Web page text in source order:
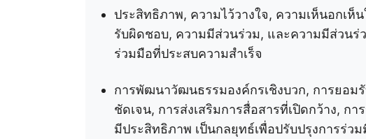
ประสิทธิภาพ, ความไว้วางใจ, ความเห็นอกเ
รับผิดชอบ, ความมีส่วนร่วม, และความมีส่วนร่
ร่วมมือที่ประสบความสำเร็จ
การพัฒนาวัฒนธรรมองค์กรเชิงบวก, การยอม
ชัดเจน, การส่งเสริมการสื่อสารที่เปิดกว้าง, ก
มีประสิทธิภาพ เป็นกลยุทธ์เพื่อปรับปรุงการร่วม